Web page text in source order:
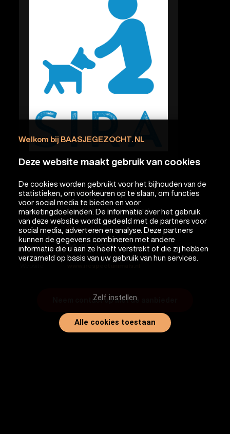
Welkom bij BAASJEGEZOCHT. NL
Deze website maakt gebruik van cookies
De cookies worden gebruikt voor het bijhouden van de
statistieken, om voorkeuren op te slaan, om functies
voor social media te bieden en voor
marketingdoeleinden. De informatie over het gebruik
van deze website wordt gedeeld met de partners voor
social media, adverteren en analyse. Deze partners
kunnen de gegevens combineren met andere
informatie die u aan ze heeft verstrekt of die zij hebben
verzameld op basis van uw gebruik van hun services.
Zelf instellen
Alle cookies toestaan
Aanbieder STICHTING I RESPECT ANIMALS
Soort Herplaatser internationaal
Plaats Asiel
Datum 20-05-2026
Neem contact op met de aanbieder